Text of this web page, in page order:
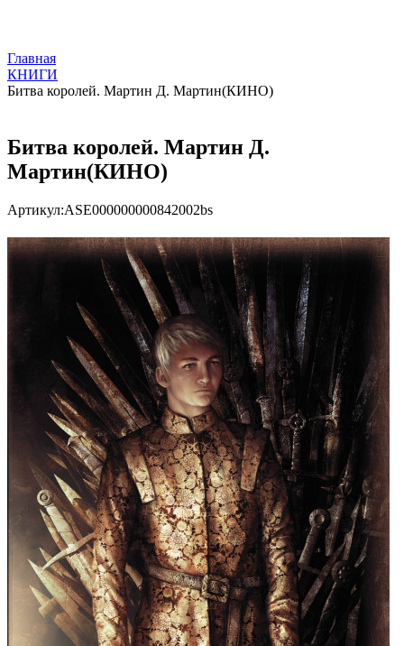
Главная
КНИГИ
Битва королей. Мартин Д. Мартин(КИНО)
Битва королей. Мартин Д.
Мартин(КИНО)
Артикул:ASE000000000842002bs